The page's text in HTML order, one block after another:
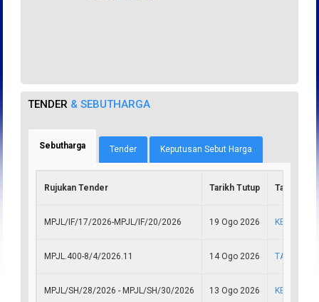
TENDER & SEBUTHARGA
Sebutharga (tab aktif)Tender Keputusan Sebut Harga
Rujukan Tender Tarikh Tutup Tajuk
MPJL/IF/17/2026-MPJL/IF/20/2026 19 Ogo 2026 KERJA-
MPJL.400-8/4/2026.11 14 Ogo 2026 TAWARAN
MPJL/SH/28/2026 - MPJL/SH/30/2026 13 Ogo 2026 KERJA-